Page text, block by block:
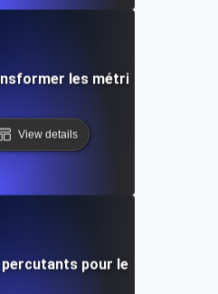
les métriques en
View details
pour les SLI et les